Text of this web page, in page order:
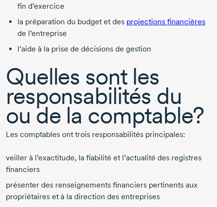
fin d’exercice
la préparation du budget et des projections financières
de l’entreprise
l’aide à la prise de décisions de gestion
Quelles sont les
responsabilités du
ou de la comptable?
Les comptables ont trois responsabilités principales:
veiller à l’exactitude, la fiabilité et l’actualité des registres
financiers
présenter des renseignements financiers pertinents aux
propriétaires et à la direction des entreprises